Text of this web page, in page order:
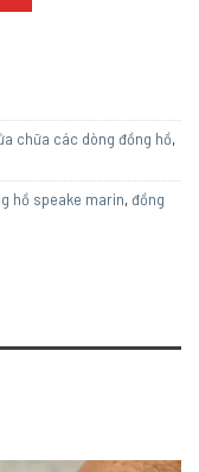
chữa các dòng đồng hồ,
hồ speake marin,đồng